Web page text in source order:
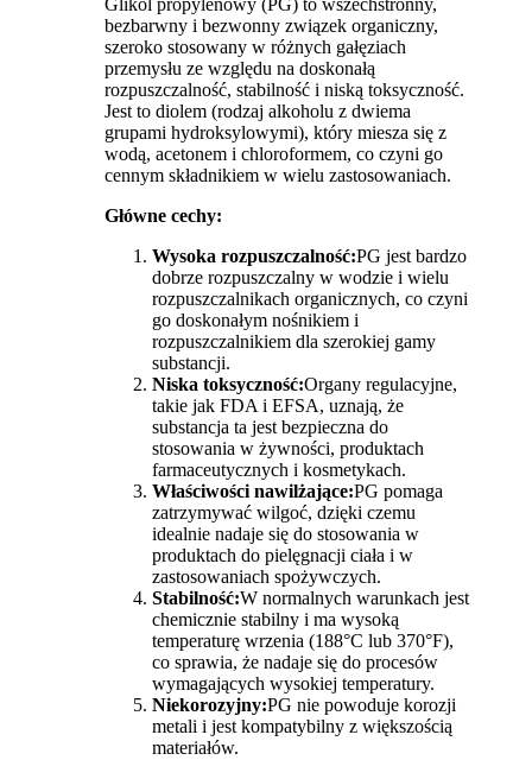
Glikol propylenowy (PG) to wszechstronny,
bezbarwny i bezwonny związek organiczny,
szeroko stosowany w różnych gałęziach
przemysłu ze względu na doskonałą
rozpuszczalność, stabilność i niską toksyczność.
Jest to diolem (rodzaj alkoholu z dwiema
grupami hydroksylowymi), który miesza się z
wodą, acetonem i chloroformem, co czyni go
cennym składnikiem w wielu zastosowaniach.
Główne cechy:
Wysoka rozpuszczalność:PG jest bardzo
dobrze rozpuszczalny w wodzie i wielu
rozpuszczalnikach organicznych, co czyni
go doskonałym nośnikiem i
rozpuszczalnikiem dla szerokiej gamy
substancji.
Niska toksyczność:Organy regulacyjne,
takie jak FDA i EFSA, uznają, że
substancja ta jest bezpieczna do
stosowania w żywności, produktach
farmaceutycznych i kosmetykach.
Właściwości nawilżające:PG pomaga
zatrzymywać wilgoć, dzięki czemu
idealnie nadaje się do stosowania w
produktach do pielęgnacji ciała i w
zastosowaniach spożywczych.
Stabilność:W normalnych warunkach jest
chemicznie stabilny i ma wysoką
temperaturę wrzenia (188°C lub 370°F),
co sprawia, że ​​nadaje się do procesów
wymagających wysokiej temperatury.
Niekorozyjny:PG nie powoduje korozji
metali i jest kompatybilny z większością
materiałów.